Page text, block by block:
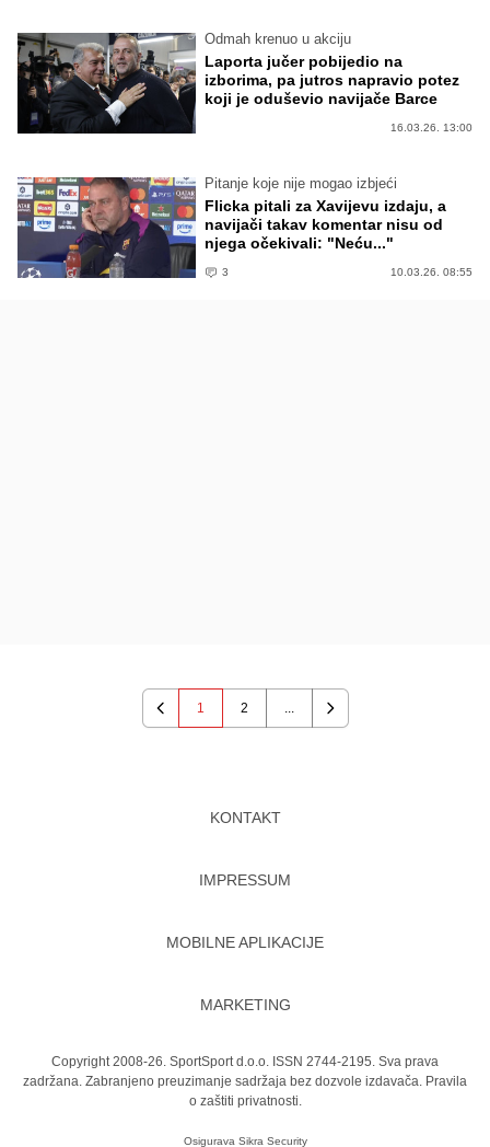
Odmah krenuo u akciju
Laporta jučer pobijedio na
izborima, pa jutros napravio potez
koji je oduševio navijače Barce
16.03.26. 13:00
Pitanje koje nije mogao izbjeći
Flicka pitali za Xavijevu izdaju, a
navijači takav komentar nisu od
njega očekivali: "Neću..."
3 10.03.26. 08:55
Previous
1 2 ...
Next
KONTAKT
IMPRESSUM
MOBILNE APLIKACIJE
MARKETING
Copyright 2008-26. SportSport d.o.o. ISSN 2744-2195. Sva prava
zadržana. Zabranjeno preuzimanje sadržaja bez dozvole izdavača. Pravila
o zaštiti privatnosti.
Osigurava Sikra Security